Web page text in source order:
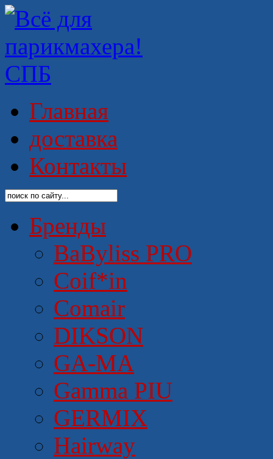
Главная
доставка
Контакты
Бренды
BaByliss PRO
Coif*in
Comair
DIKSON
GA-MA
Gamma PIU
GERMIX
Hairway